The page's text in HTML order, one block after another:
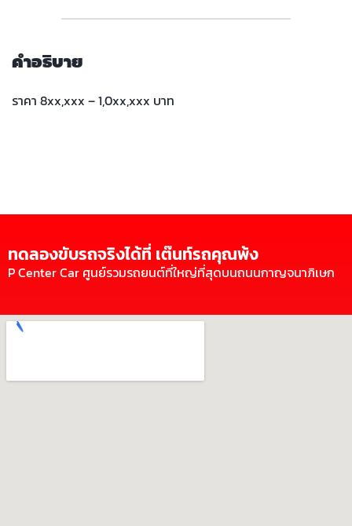
คำอธิบาย
ราคา 8xx,xxx – 1,0xx,xxx บาท
ทดลองขับรถจริงได้ที่ เต๊นท์รถคุณพ้ง
P Center Car ศูนย์รวมรถยนต์ที่ใหญ่ที่สุดบนถนนกาญจนาภิเษก